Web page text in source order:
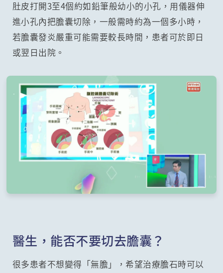
肚皮打開3至4個約如鉛筆般幼小的小孔，用儀器伸
進小孔內把膽囊切除，一般需時約為一個多小時，
若膽囊發炎嚴重可能需要較長時間，患者可於即日
或翌日出院。
醫生，能否不要切去膽囊？
很多患者不想變得「無膽」，希望治療膽石時可以